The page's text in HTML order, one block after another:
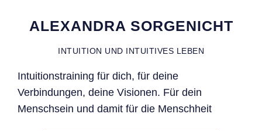
ALEXANDRA SORGENICHT
INTUITION UND INTUITIVES LEBEN
Intuitionstraining für dich, für deine
Verbindungen, deine Visionen. Für dein
Menschsein und damit für die Menschheit